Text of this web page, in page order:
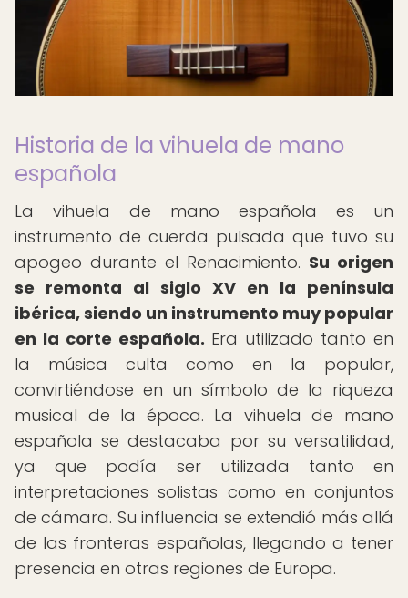
Historia de la vihuela de mano
española
La vihuela de mano española es un
instrumento de cuerda pulsada que tuvo su
apogeo durante el Renacimiento. Su origen
se remonta al siglo XV en la península
ibérica, siendo un instrumento muy popular
en la corte española. Era utilizado tanto en
la música culta como en la popular,
convirtiéndose en un símbolo de la riqueza
musical de la época. La vihuela de mano
española se destacaba por su versatilidad,
ya que podía ser utilizada tanto en
interpretaciones solistas como en conjuntos
de cámara. Su influencia se extendió más allá
de las fronteras españolas, llegando a tener
presencia en otras regiones de Europa.